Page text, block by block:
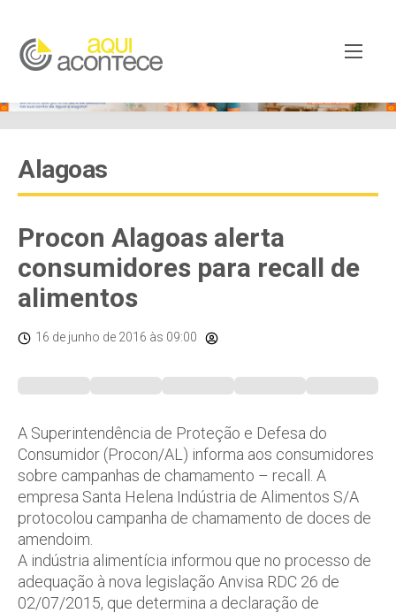
Alagoas
Procon Alagoas alerta
consumidores para recall de
alimentos
16 de junho de 2016 às 09:00
A Superintendência de Proteção e Defesa do
Consumidor (Procon/AL) informa aos consumidores
sobre campanhas de chamamento – recall. A
empresa Santa Helena Indústria de Alimentos S/A
protocolou campanha de chamamento de doces de
amendoim.
A indústria alimentícia informou que no processo de
adequação à nova legislação Anvisa RDC 26 de
02/07/2015, que determina a declaração de